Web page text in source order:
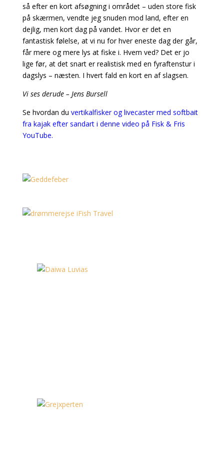
så efter en kort afsøgning i området – uden store fisk
på skærmen, vendte jeg snuden mod land, efter en
dejlig, men kort dag på vandet. Hvor er det en
fantastisk følelse, at vi nu for hver eneste dag der går,
får mere og mere lys at fiske i. Hvem ved? Det er jo
lige før, at det snart er realistisk med en fyraftenstur i
dagslys – næsten. I hvert fald en kort en af slagsen.
Vi ses derude – Jens Bursell
Se hvordan du vertikalfisker og livecaster med softbait
fra kajak efter sandart i denne video på Fisk & Fris
YouTube.